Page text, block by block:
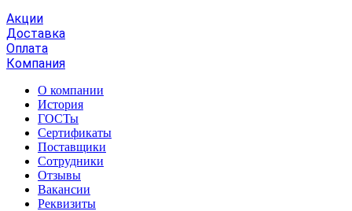
Акции
Доставка
Оплата
Компания
О компании
История
ГОСТы
Сертификаты
Поставщики
Сотрудники
Отзывы
Вакансии
Реквизиты